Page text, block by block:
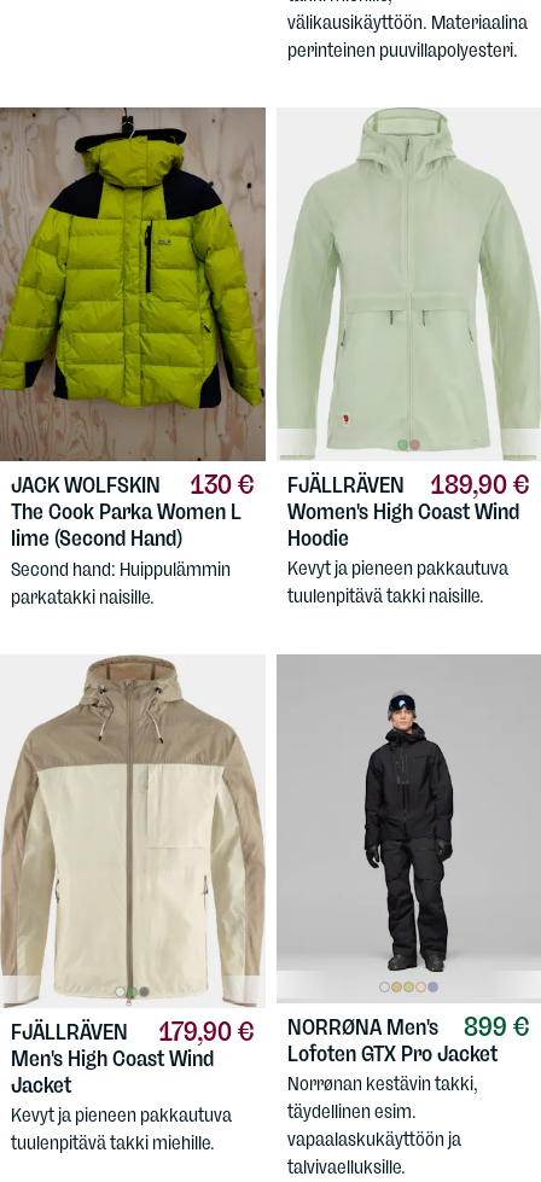
välikausikäyttöön. Materiaalina
perinteinen puuvillapolyesteri.
130 €
JACK WOLFSKIN
The Cook Parka Women L
lime (Second Hand)
Second hand: Huippulämmin
parkatakki naisille.
189,90 €
FJÄLLRÄVEN
Women's High Coast Wind
Hoodie
Kevyt ja pieneen pakkautuva
tuulenpitävä takki naisille.
179,90 €
FJÄLLRÄVEN
Men's High Coast Wind
Jacket
Kevyt ja pieneen pakkautuva
tuulenpitävä takki miehille.
899 €
NORRØNAMen's
Lofoten GTX Pro Jacket
Norrønan kestävin takki,
täydellinen esim.
vapaalaskukäyttöön ja
talvivaelluksille.